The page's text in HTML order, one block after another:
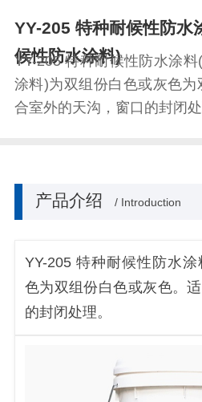
YY-205 特种耐候性防水
候性防水涂料)
YY-205 特种耐候性防水涂
涂料)为双组份白色或灰色
合室外的天沟，窗口的封闭处
产品介绍 / Introduction
YY-205 特种耐候性防水
色为双组份白色或灰色。
的封闭处理。